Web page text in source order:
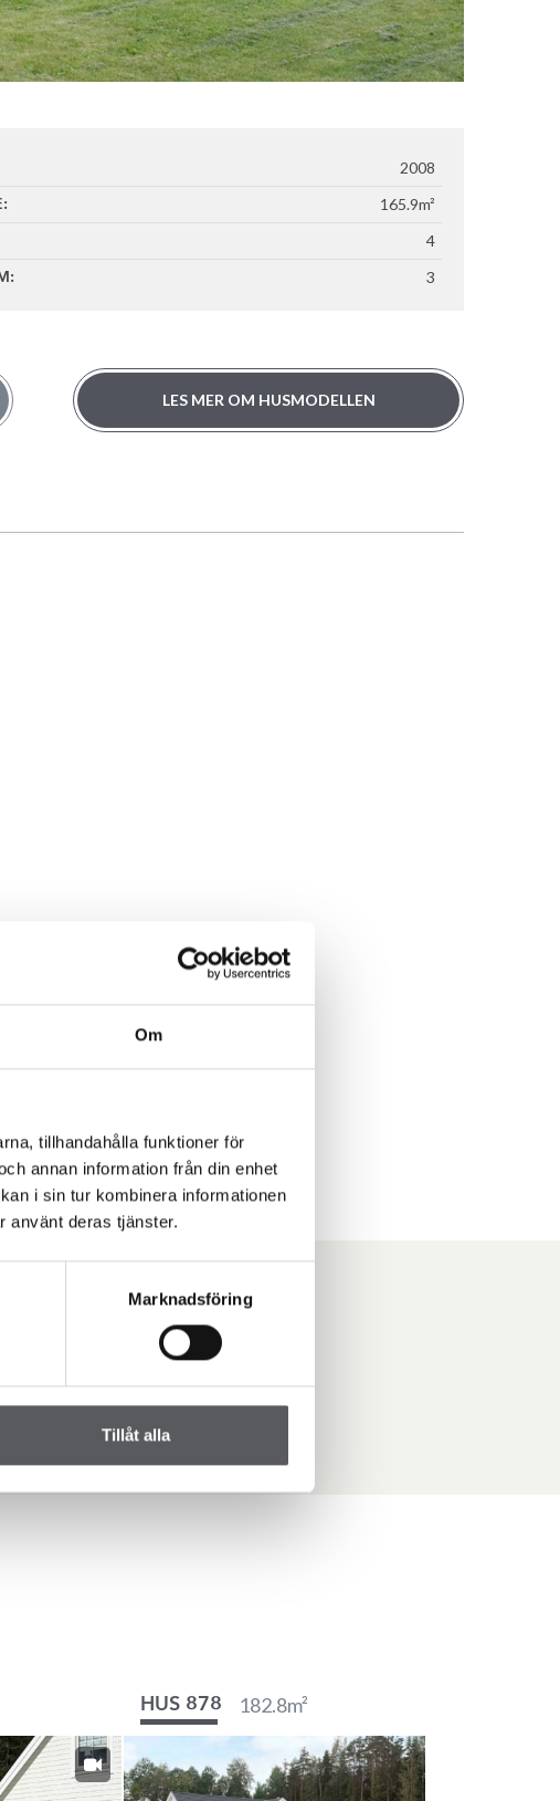
Om
tillhandahålla funktioner för
annan information från din enhet
i sin tur kombinera informationen
använt deras tjänster.
Marknadsföring
Tillåt alla
2008
165.9m²
4
3
LES MER OM HUSMODELLEN
HUS 878 182.8m²